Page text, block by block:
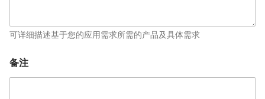
可详细描述基于您的应用需求所需的产品及具体需求
备注